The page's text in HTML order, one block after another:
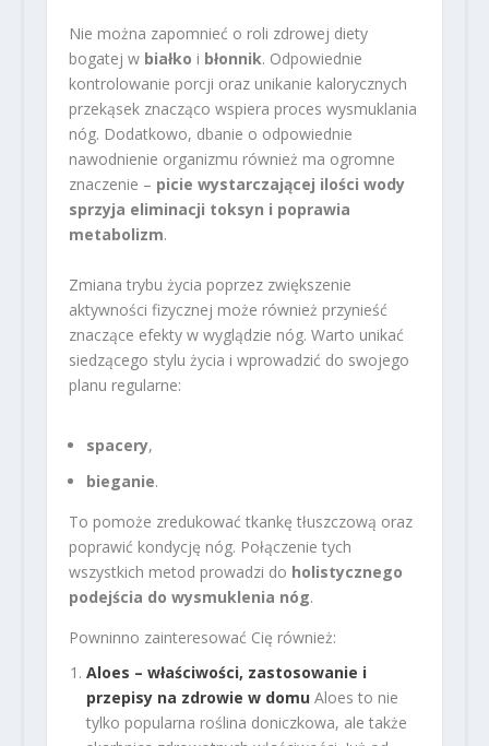
Nie można zapomnieć o roli zdrowej diety
bogatej w białko i błonnik. Odpowiednie
kontrolowanie porcji oraz unikanie kalorycznych
przekąsek znacząco wspiera proces wysmuklania
nóg. Dodatkowo, dbanie o odpowiednie
nawodnienie organizmu również ma ogromne
znaczenie – picie wystarczającej ilości wody
sprzyja eliminacji toksyn i poprawia
metabolizm.
Zmiana trybu życia poprzez zwiększenie
aktywności fizycznej może również przynieść
znaczące efekty w wyglądzie nóg. Warto unikać
siedzącego stylu życia i wprowadzić do swojego
planu regularne:
spacery,
bieganie.
To pomoże zredukować tkankę tłuszczową oraz
poprawić kondycję nóg. Połączenie tych
wszystkich metod prowadzi do holistycznego
podejścia do wysmuklenia nóg.
Powninno zainteresować Cię również:
Aloes – właściwości, zastosowanie i
przepisy na zdrowie w domu Aloes to nie
tylko popularna roślina doniczkowa, ale także